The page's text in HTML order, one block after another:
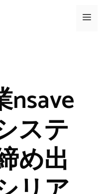
メ
nsave
ステ
め出